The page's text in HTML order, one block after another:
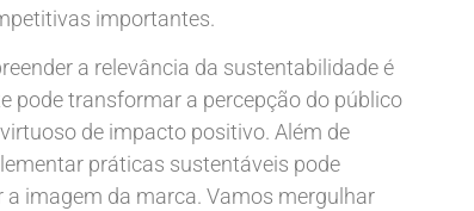
importantes.
a relevância da sustentabilidade é
pode transformar a percepção do público
de impacto positivo. Além de
práticas sustentáveis pode
imagem da marca. Vamos mergulhar